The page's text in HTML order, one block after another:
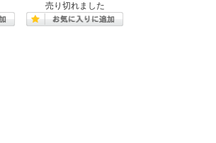
売り切れました